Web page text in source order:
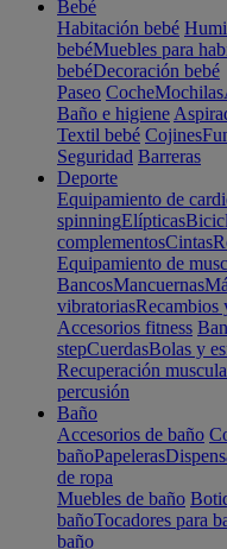
Bebé
Habitación bebé
bebéMuebles para
bebéDecoración bebé
Paseo CocheMochilas
Baño e higiene
Textil bebé Cojines
Seguridad Barreras
Deporte
Equipamiento de
spinningElípticas
complementosCintas
Equipamiento de
BancosMancuernas
vibratoriasRecambios
Accesorios fitness
stepCuerdasBolas y
Recuperación
percusión
Baño
Accesorios de baño
bañoPapeleras
de ropa
Muebles de baño
bañoTocadores para
baño